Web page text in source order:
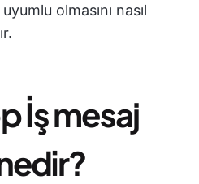
olmasını nasıl
İş mesaj